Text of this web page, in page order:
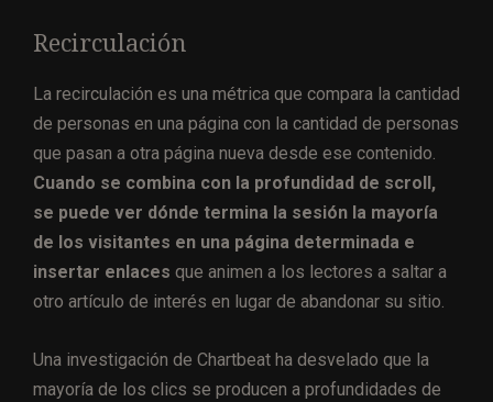
Recirculación
La recirculación es una métrica que compara la cantidad
de personas en una página con la cantidad de personas
que pasan a otra página nueva desde ese contenido.
Cuando se combina con la profundidad de scroll,
se puede ver dónde termina la sesión la mayoría
de los visitantes en una página determinada e
insertar enlaces que animen a los lectores a saltar a
otro artículo de interés en lugar de abandonar su sitio.
Una investigación de Chartbeat ha desvelado que la
mayoría de los clics se producen a profundidades de